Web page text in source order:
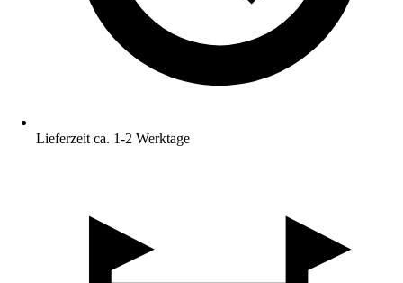
Lieferzeit ca. 1-2 Werktage